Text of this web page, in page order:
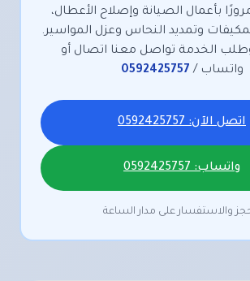
بأعمال الصيانة وإصلاح الأعطال،
وتمديد النحاس وعزل المواسير.
الخدمة تواصل معنا اتصال أو
واتساب / 0592425757
اتصل الآن: 0592425757
واتساب: 0592425757
والاستفسار على مدار الساعة